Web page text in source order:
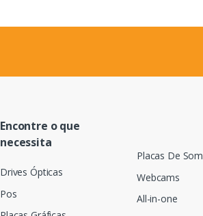
Encontre o que
necessita
Drives Ópticas
Pos
Placas De Som
Webcams
All-in-one